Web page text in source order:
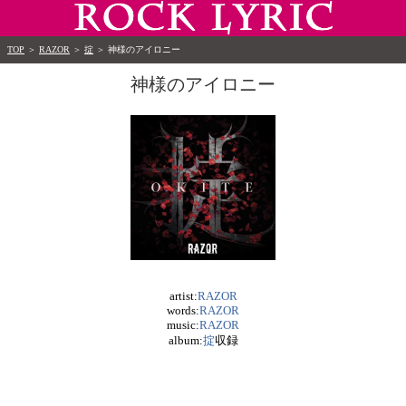
TOP ＞ RAZOR ＞ 掟 ＞ 神様のアイロニー
神様のアイロニー
artist:RAZOR
words:RAZOR
music:RAZOR
album:掟収録